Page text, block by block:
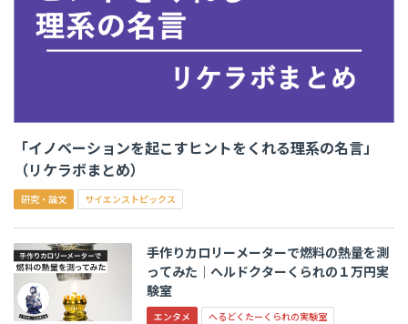
「イノベーションを起こすヒントをくれる理系の名言」
（リケラボまとめ）
研究・論文 サイエンストピックス
手作りカロリーメーターで燃料の熱量を測
ってみた│ヘルドクターくられの１万円実
験室
エンタメ へるどくたーくられの実験室